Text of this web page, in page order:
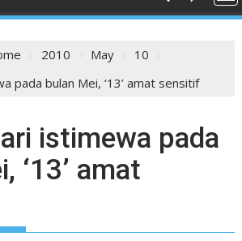
2010 May
10
pada bulan Mei, ‘13’ amat sensitif
istimewa pada
‘13’ amat